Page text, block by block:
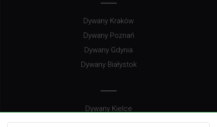
Dywany Kraków
Dywany Poznań
Dywany Gdynia
Dywany Białystok
Dywany Kielce
Dywany Gdańsk